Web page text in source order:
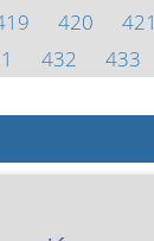
420 421
432 433